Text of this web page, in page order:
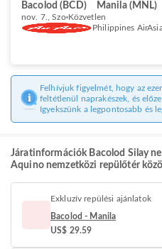
Bacolod (BCD) Manila (MNL)
nov. 7., Szo Közvetlen
Philippines
Felhívjuk figyelmét, hogy az
feltétlenül naprakészek, és
Igyekszünk a legpontosabb és
Járatinformációk Bacolod Silay
Aquino nemzetközi repülőtér
Exkluzív repülési ajánlatok
Bacolod - Manila
US$ 29.59